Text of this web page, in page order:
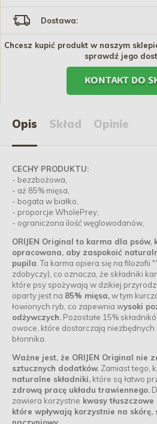
Dostawa:
Chcesz kupić produkt w naszym
sprawdź jego
KONTAKT DO
Opis Skład Opinie
CECHY PRODUKTU:
- bezzbożowa,
- aż 85% mięsa,
- bogata w białko,
- proporcje WholePrey,
- ograniczona ilość węglowodanów,
ORIJEN Original to karma dla
opracowana, aby zaspokoić
pupila . Ta karma opiera się na filozofii
zdobyczy), co oznacza, że składniki
które psy spożywają w dzikiej
oparty jest na 85% mięsa,w tym
łowionych ryb, co zapewnia wysoki
odżywczych. Pozostałe 15%
owoce, które dostarczają niezbędnych
błonnika.
Ważne jest, że ORIJEN Original nie
sztucznych dodatków. Zamiast tego,
naturalne składniki, które są łatwo
zdrową pracę układu trawiennego.
zawiera korzystne kwasy
które wpływają korzystnie na skórę,